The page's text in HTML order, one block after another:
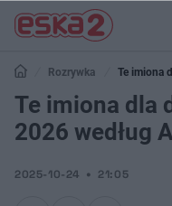
Rozrywka
Te imiona
zaskoczenia?
Te imiona dla
2026 według
2025-10-24 21:05